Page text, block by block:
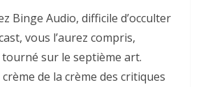
Binge Audio, difficile d’occulter
vous l’aurez compris,
sur le septième art.
de la crème des critiques